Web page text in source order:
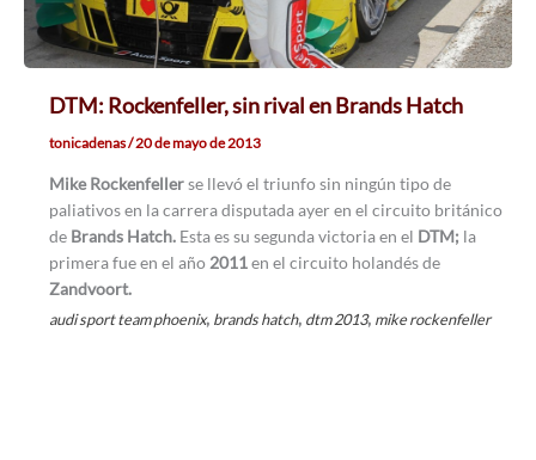
DTM: Rockenfeller, sin rival en Brands Hatch
tonicadenas/20 de mayo de 2013
Mike Rockenfellerse llevó el triunfo sin ningún tipo de
paliativos en la carrera disputada ayer en el circuito británico
de Brands Hatch.Esta es su segunda victoria en el DTM; la
primera fue en el año 2011en el circuito holandés de
Zandvoort.
audi sport team phoenix, brands hatch, dtm 2013, mike rockenfeller